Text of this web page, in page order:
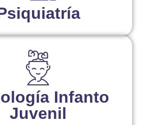
Infanto
Juvenil